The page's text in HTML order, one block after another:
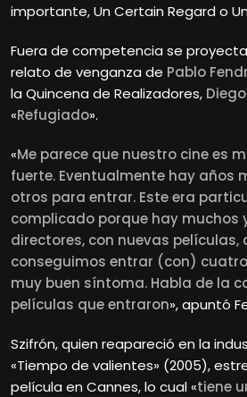
importante, Un Certain Regard o
Fuera de competencia se
relato de venganza de Pablo
la Quincena de Realizadores,
«Refugiado».
«Me parece que nuestro cine es
fuerte. Eventualmente hay años
otros para entrar. Este era
complicado porque hay muchos
directores, con nuevas películas,
conseguimos entrar (con) cuatro
muy buen síntoma. Habla de la
películas que entraron», apuntó
Szifrón, quien reapareció en la
«Tiempo de valientes» (2005),
película en Cannes, lo cual «tiene